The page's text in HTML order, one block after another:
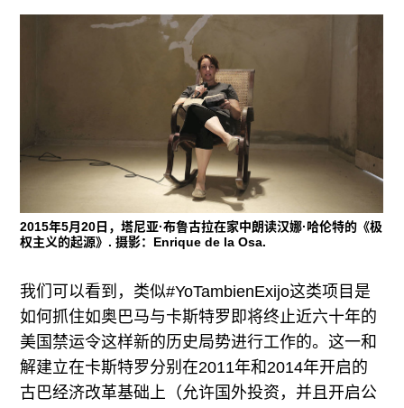
2015年5月20日，塔尼亚·布鲁古拉在家中朗读汉娜·哈伦特的《极
权主义的起源》. 摄影：Enrique de la Osa.
我们可以看到，类似#YoTambienExijo这类项目是
如何抓住如奥巴马与卡斯特罗即将终止近六十年的
美国禁运令这样新的历史局势进行工作的。这一和
解建立在卡斯特罗分别在2011年和2014年开启的
古巴经济改革基础上（允许国外投资，并且开启公